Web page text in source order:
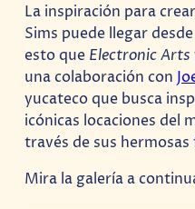
La inspiración para
Sims puede llegar
esto que Electronic Arts
una colaboración con
yucateco que busca
icónicas locaciones del
través de sus
Mira la galería a